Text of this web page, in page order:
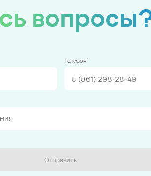
Телефон*
Отправить